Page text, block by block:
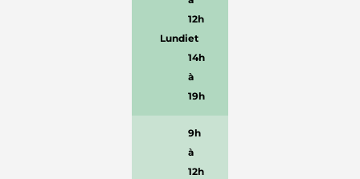
Lundi
12h
et
14h
à
19h
9h
à
12h